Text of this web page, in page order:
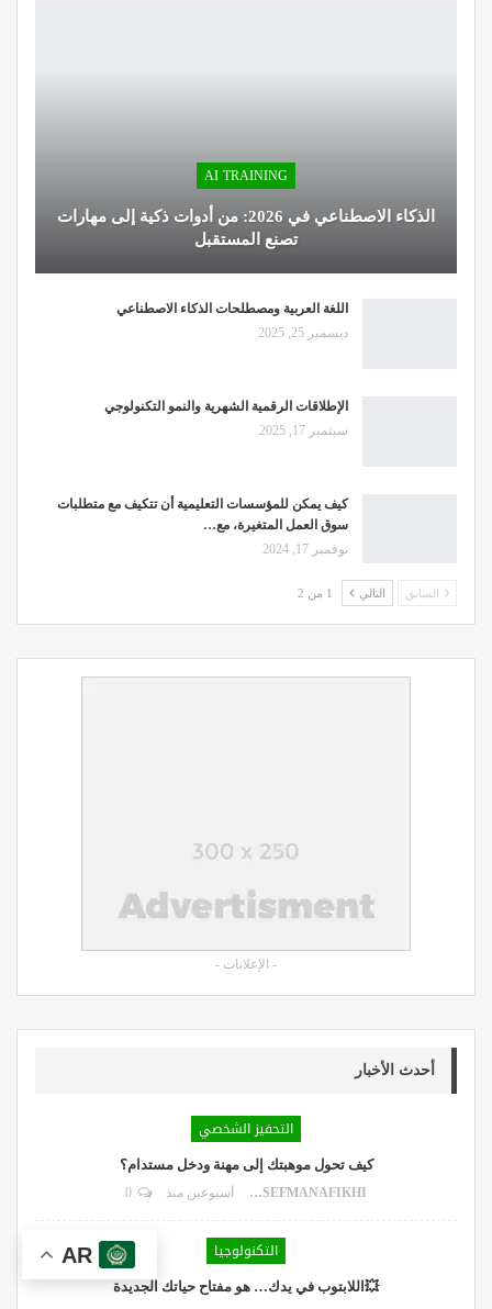
AI TRAINING
الذكاء الاصطناعي في 2026: من أدوات ذكية إلى مهارات
تصنع المستقبل
اللغة العربية ومصطلحات الذكاء الاصطناعي
ديسمبر 25, 2025
الإطلاقات الرقمية الشهرية والنمو التكنولوجي
سبتمبر 17, 2025
كيف يمكن للمؤسسات التعليمية أن تتكيف مع متطلبات
سوق العمل المتغيرة، مع…
نوفمبر 17, 2024
السابق التالي 1 من 2
- الإعلانات -
أحدث الأخبار
التحفيز الشخصي
كيف تحول موهبتك إلى مهنة ودخل مستدام؟
DR.YOUSEFMANAFIKHI أسبوعين منذ
التكنولوجيا
💥اللابتوب في يدك… هو مفتاح حياتك الجديدة
AR